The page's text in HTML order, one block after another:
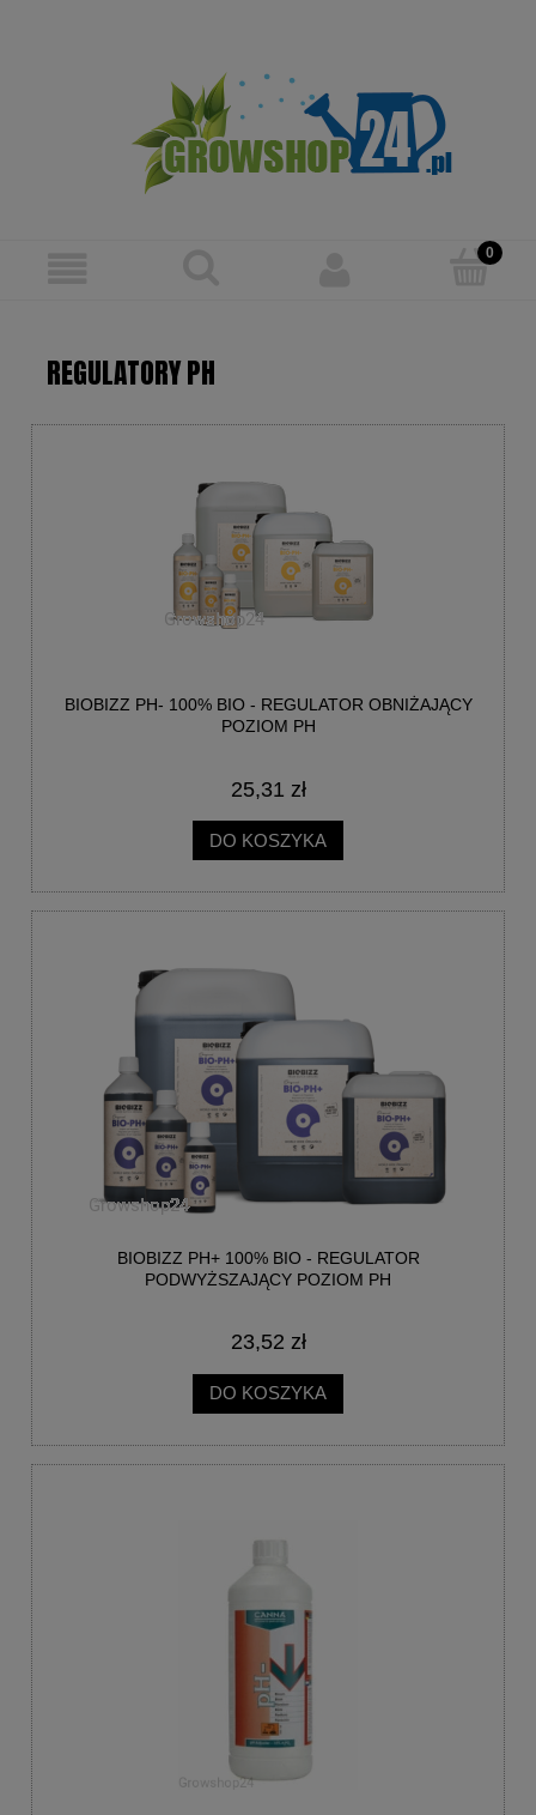
REGULATORY PH
BIOBIZZ PH- 100% BIO - REGULATOR OBNIŻAJĄCY
POZIOM PH
25,31 zł
DO KOSZYKA
BIOBIZZ PH+ 100% BIO - REGULATOR
PODWYŻSZAJĄCY POZIOM PH
23,52 zł
DO KOSZYKA